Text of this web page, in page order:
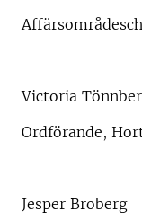
Victoria
Ordförande,
Jesper Broberg